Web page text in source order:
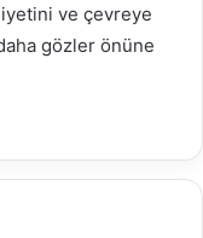
ve çevreye
gözler önüne